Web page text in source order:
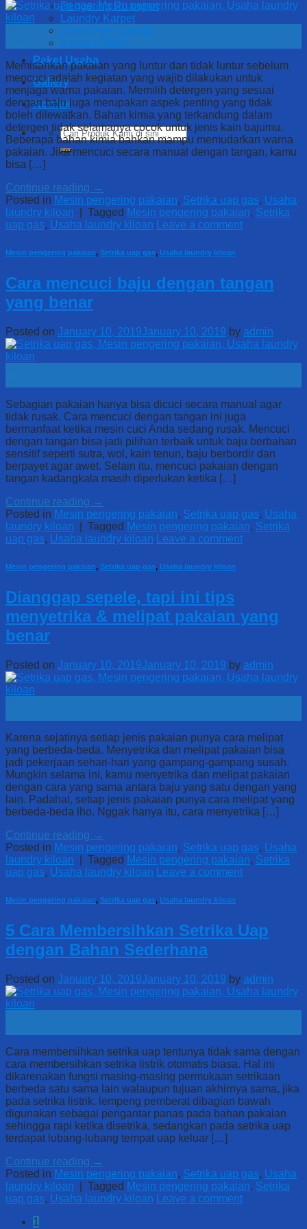
Pengering Ruangan
Laundry Karpet
Spare Part Laundry
Vacuum Table
Paket Usaha
Gallery
Kontak
Search
for:
Memisahkan pakaian yang luntur dan tidak luntur sebelum
mencuci adalah kegiatan yang wajib dilakukan untuk
menjaga warna pakaian. Memilih detergen yang sesuai
dengan baju juga merupakan aspek penting yang tidak
boleh dilewatkan. Bahan kimia yang terkandung dalam
detergen tidak selamanya cocok untuk jenis kain bajumu.
Beberapa bahan kimia bahkan mampu memudarkan warna
pakaian. Jika mencuci secara manual dengan tangan, kamu
bisa […]
Continue reading →
Posted in Mesin pengering pakaian, Setrika uap gas, Usaha
laundry kiloan
Tagged Mesin pengering pakaian, Setrika
uap gas, Usaha laundry kiloan Leave a comment
Mesin pengering pakaian, Setrika uap gas, Usaha laundry kiloan
Cara mencuci baju dengan tangan
yang benar
Posted on January 10, 2019January 10, 2019 by admin
Sebagian pakaian hanya bisa dicuci secara manual agar
tidak rusak. Cara mencuci dengan tangan ini juga
bermanfaat ketika mesin cuci Anda sedang rusak. Mencuci
dengan tangan bisa jadi pilihan terbaik untuk baju berbahan
sensitif seperti sutra, wol, kain tenun, baju berbordir dan
berpayet agar awet. Selain itu, mencuci pakaian dengan
tangan kadangkala masih diperlukan ketika […]
Continue reading →
Posted in Mesin pengering pakaian, Setrika uap gas, Usaha
laundry kiloan
Tagged Mesin pengering pakaian, Setrika
uap gas, Usaha laundry kiloan Leave a comment
Mesin pengering pakaian, Setrika uap gas, Usaha laundry kiloan
Dianggap sepele, tapi ini tips
menyetrika & melipat pakaian yang
benar
Posted on January 10, 2019January 10, 2019 by admin
Karena sejatinya setiap jenis pakaian punya cara melipat
yang berbeda-beda. Menyetrika dan melipat pakaian bisa
jadi pekerjaan sehari-hari yang gampang-gampang susah.
Mungkin selama ini, kamu menyetrika dan melipat pakaian
dengan cara yang sama antara baju yang satu dengan yang
lain. Padahal, setiap jenis pakaian punya cara melipat yang
berbeda-beda lho. Nggak hanya itu, cara menyetrika […]
Continue reading →
Posted in Mesin pengering pakaian, Setrika uap gas, Usaha
laundry kiloan
Tagged Mesin pengering pakaian, Setrika
uap gas, Usaha laundry kiloan Leave a comment
Mesin pengering pakaian, Setrika uap gas, Usaha laundry kiloan
5 Cara Membersihkan Setrika Uap
dengan Bahan Sederhana
Posted on January 10, 2019January 10, 2019 by admin
Cara membersihkan setrika uap tentunya tidak sama dengan
cara membersihkan setrika listrik otomatis biasa. Hal ini
dikarenakan fungsi masing-masing permukaan setrikaan
berbeda satu sama lain walaupun tujuan akhirnya sama, jika
pada setrika listrik, lempeng pemberat dibagian bawah
digunakan sebagai pengantar panas pada bahan pakaian
sehingga rapi ketika disetrika, sedangkan pada setrika uap
terdapat lubang-lubang tempat uap keluar […]
Continue reading →
Posted in Mesin pengering pakaian, Setrika uap gas, Usaha
laundry kiloan
Tagged Mesin pengering pakaian, Setrika
uap gas, Usaha laundry kiloan
Leave a comment
1